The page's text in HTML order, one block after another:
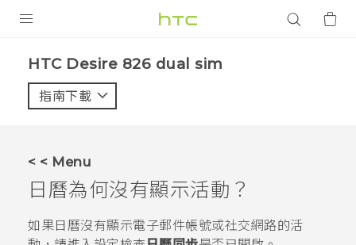
VIVE
HTC Desire 826 dual sim‎
指南下載
< < Menu
日曆為何沒有顯示活動？
如果 日曆沒有顯示電子郵件帳號或社交網路的活